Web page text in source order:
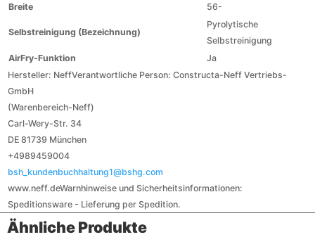
Breite
56-
Selbstreinigung (Bezeichnung)
Pyrolytische
Selbstreinigung
AirFry-Funktion
Ja
Hersteller: NeffVerantwortliche Person:Constructa-Neff Vertriebs-
GmbH
(Warenbereich-Neff)
Carl-Wery-Str. 34
DE 81739 München
+4989459004
bsh_kundenbuchhaltung1@bshg.com
www.neff.deWarnhinweise und Sicherheitsinformationen:
Speditionsware - Lieferung per Spedition.
Ähnliche Produkte